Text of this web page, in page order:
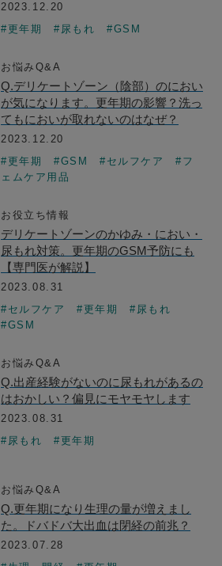
2023.12.20
#更年期
#尿もれ #GSM
お悩みQ&A
Q.デリケートゾーン（陰部）のにおい
が気になります。更年期の影響？洗っ
てもにおいが取れないのはなぜ？
2023.12.20
#更年期
#GSM #セルフケア
#フ
ェムケア用品
お役立ち情報
デリケートゾーンのかゆみ・におい・
尿もれ対策。更年期のGSM予防にも
【専門医が解説】
2023.08.31
#セルフケア
#更年期
#尿もれ
#GSM
お悩みQ&A
Q.出産経験がないのに尿もれがあるの
はおかしい？偏見にモヤモヤします
2023.08.31
#尿もれ
#更年期
お悩みQ&A
Q.更年期になり生理の量が増えまし
た。ドバドバ大出血は閉経の前兆？
2023.07.28